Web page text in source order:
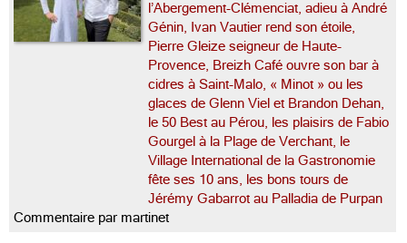
l’Abergement-Clémenciat, adieu à André
Génin, Ivan Vautier rend son étoile,
Pierre Gleize seigneur de Haute-
Provence, Breizh Café ouvre son bar à
cidres à Saint-Malo, « Minot » ou les
glaces de Glenn Viel et Brandon Dehan,
le 50 Best au Pérou, les plaisirs de Fabio
Gourgel à la Plage de Verchant, le
Village International de la Gastronomie
fête ses 10 ans, les bons tours de
Jérémy Gabarrot au Palladia de Purpan
Commentaire par martinet